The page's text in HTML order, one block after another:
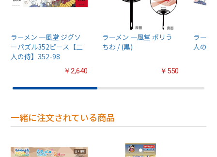
ラーメン 一風堂 ジグソ
ーパズル352ピース【二
人の侍】352-98
￥2,640
ラーメン 一風堂 ポリう
ちわ / (黒)
￥550
ラーメ
人の侍
一緒に注文されている商品